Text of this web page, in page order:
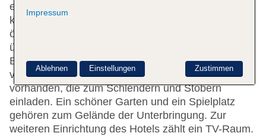
ein Safe und eine Wechselstube tragen zu einem
komfortablen Aufenthalt bei. WLAN ist in den
öffentlichen Bereichen verfügbar. Das Haus verfügt
über eine Reihe von behindertengerechten
Einrichtungen. Rollstuhlgerechte Einrichtungen sind
vorhanden. Es ist eine Reihe von Geschäften
vorhanden, die zum Schlendern und Stöbern
einladen. Ein schöner Garten und ein Spielplatz
gehören zum Gelände der Unterbringung. Zur
weiteren Einrichtung des Hotels zählt ein TV-Raum.
Impressum
Zustimmen
Ablehnen Einstellungen